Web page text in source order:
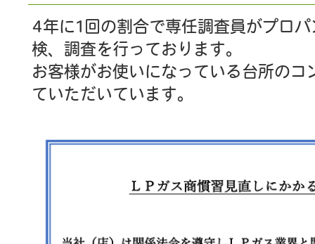
4年に1回の割合で専任調査員がプロ
検、調査を行っております。
お客様がお使いになっている台所のコ
ていただいています。